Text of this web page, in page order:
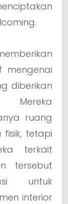
mengenai
diberikan
Mereka
ruang
tetapi
terkait
tersebut
untuk
interior